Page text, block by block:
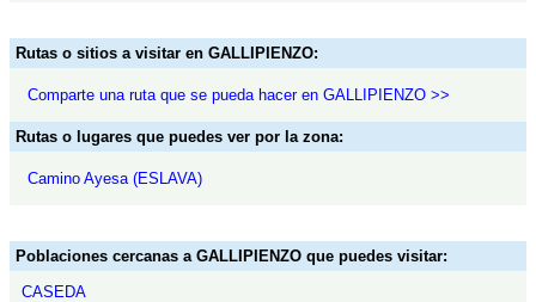
Rutas o sitios a visitar en GALLIPIENZO:
Comparte una ruta que se pueda hacer en GALLIPIENZO >>
Rutas o lugares que puedes ver por la zona:
Camino Ayesa (ESLAVA)
Poblaciones cercanas a GALLIPIENZO que puedes visitar:
CASEDA